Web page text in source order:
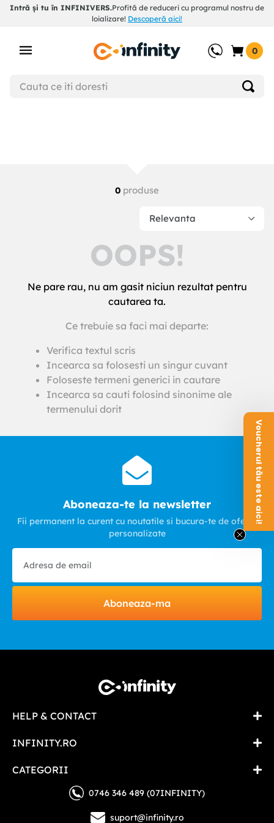
Intră și tu în INFINIVERS.Profită de reduceri cu programul nostru de
loializare! Descoperă aici!
0
0 produse
Relevanta
OOPS!
Ne pare rau, nu am gasit niciun rezultat pentru
cautarea ta.
Ce trebuie sa faci mai departe:
Verifica textul scris
Incearca sa folosesti un singur cuvant
Foloseste termeni generici in cautare
Incearca sa cauti folosind sinonime ale
termenului dorit
Aboneaza-te la newsletter
Fii permanent la curent cu noutatile si bucura-te de oferte
personalizate
Aboneaza-ma
HELP & CONTACT
INFINITY.RO
CATEGORII
0746 346 489 (07INFINITY)
suport@infinity.ro
Voucherul tău este aici!